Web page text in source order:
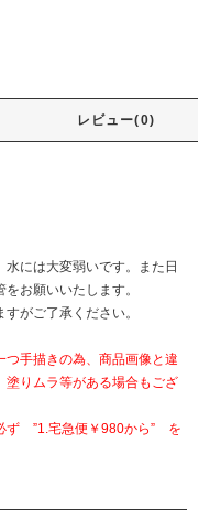
レビュー(0)
には大変弱いです。また日
をお願いいたします。
がご了承ください。
手描きの為、商品画像と違
塗りムラ等がある場合もござ
ず ”1.宅急便￥980から” を